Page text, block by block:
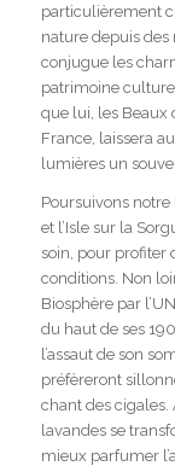
particulièrement
nature depuis
conjugue les
patrimoine
que lui, les Beaux
France, laissera
lumières un
Poursuivons notre
et l’Isle sur la
soin, pour profiter
conditions. Non
Biosphère par
du haut de ses
l’assaut de son
préfèreront
chant des cigales.
lavandes se
mieux parfumer